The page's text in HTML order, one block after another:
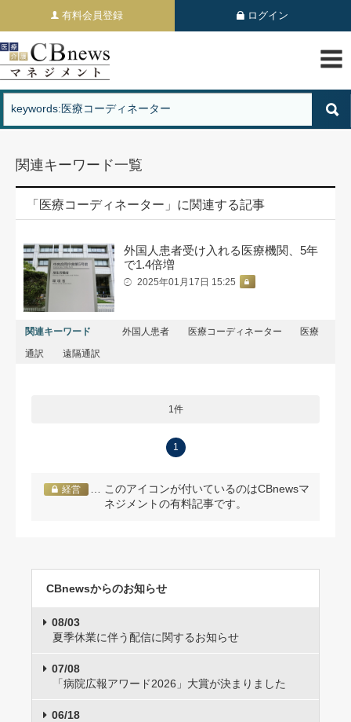
有料会員登録 ログイン
関連キーワード一覧
「医療コーディネーター」に関連する記事
外国人患者受け入れる医療機関、5年
で1.4倍増
2025年01月17日 15:25
関連キーワード 外国人患者 医療コーディネーター
医療
通訳
遠隔通訳
1件
1
経営
… このアイコンが付いているのはCBnewsマ
ネジメントの有料記事です。
CBnewsからのお知らせ
08/03
夏季休業に伴う配信に関するお知らせ
07/08
「病院広報アワード2026」大賞が決まりました
06/18